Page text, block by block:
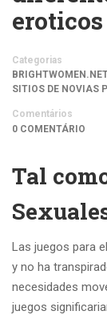
Categorias
SITIOS DE NOVIAS
Comentários
0 COMENTÁRIO
Tal
Las juegos para
y no ha
necesidades
juegos